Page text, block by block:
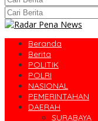
Beranda
Berita
POLITIK
POLRI
NASIONAL
PEMERINTAHAN
DAERAH
SURABAYA